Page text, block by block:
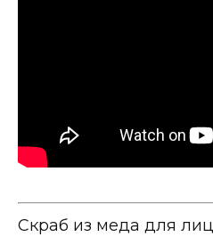
Скраб из меда для